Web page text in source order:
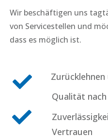
Wir beschäftigen uns
von Servicestellen und
dass es möglich ist.
Qualität
Vertrauen